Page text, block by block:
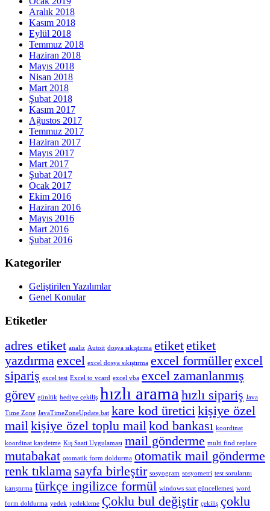
Aralık 2018
Kasım 2018
Eylül 2018
Temmuz 2018
Haziran 2018
Mayıs 2018
Nisan 2018
Mart 2018
Şubat 2018
Kasım 2017
Ağustos 2017
Temmuz 2017
Haziran 2017
Mayıs 2017
Mart 2017
Şubat 2017
Ocak 2017
Ekim 2016
Haziran 2016
Mayıs 2016
Mart 2016
Şubat 2016
Kategoriler
Geliştirilen Yazılımlar
Genel Konular
Etiketler
adres etiket analiz Autoit dosya sıkıştırma etiketetiket
yazdırmaexcel excel dosya sıkıştırma excel formüllerexcel
sipariş excel test Excel to vcard excel vba excel zamanlanmış
görev günlük hediye çekiliş hızlı aramahızlı sipariş Java
Time Zone JavaTimeZoneUpdate.bat kare kod üreticikişiye özel
mailkişiye özel toplu mailkod bankası koordinat
koordinat kaydetme Kış Saati Uygulaması mail gönderme multi find replace
mutabakat otomatik form doldurma otomatik mail gönderme
renk tıklama sayfa birleştir sosyogram sosyometri test sorularını
karıştırma türkçe ingilizce formül windows saat güncellemesi word
form doldurma yedek yedekleme Çoklu bul değiştir çekiliş çoklu